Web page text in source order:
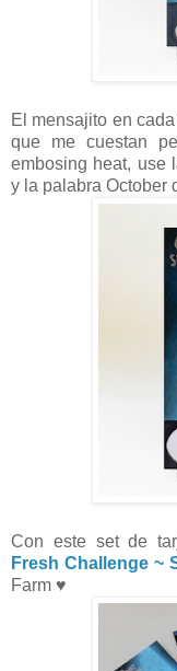
El mensajito en
que me cuestan
embosing heat, use
y la palabra October
Con este set de
Fresh Challenge ~
Farm ♥